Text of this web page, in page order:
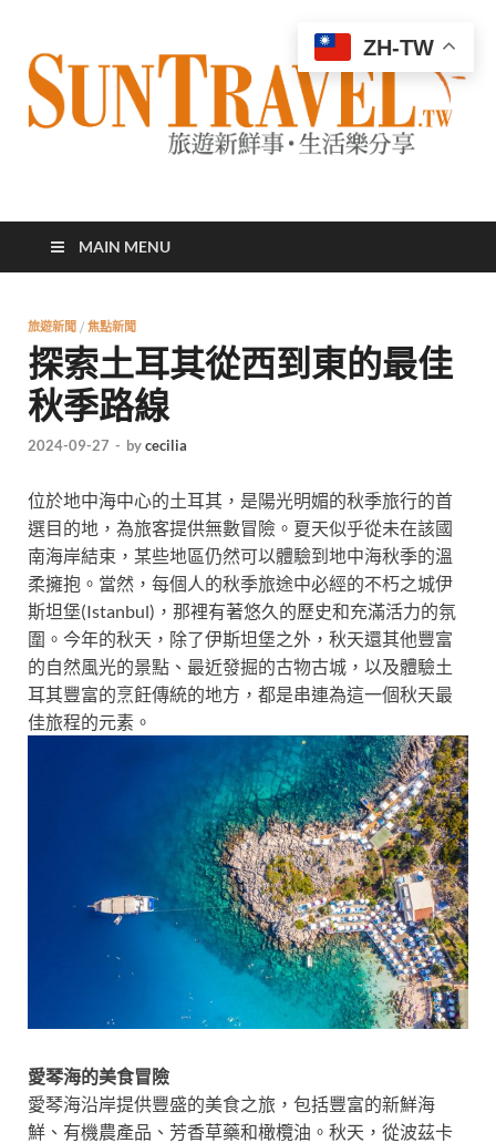
太陽網
MAIN MENU
旅遊新聞 / 焦點新聞
探索土耳其從西到東的最佳
秋季路線
2024-09-27 - bycecilia
位於地中海中心的土耳其，是陽光明媚的秋季旅行的首
選目的地，為旅客提供無數冒險。夏天似乎從未在該國
南海岸結束，某些地區仍然可以體驗到地中海秋季的溫
柔擁抱。當然，每個人的秋季旅途中必經的不朽之城伊
斯坦堡(Istanbul)，那裡有著悠久的歷史和充滿活力的氛
圍。今年的秋天，除了伊斯坦堡之外，秋天還其他豐富
的自然風光的景點、最近發掘的古物古城，以及體驗土
耳其豐富的烹飪傳統的地方，都是串連為這一個秋天最
佳旅程的元素。
愛琴海的美食冒險
愛琴海沿岸提供豐盛的美食之旅，包括豐富的新鮮海
鮮、有機農產品、芳香草藥和橄欖油。秋天，從波茲卡
ZH-TW